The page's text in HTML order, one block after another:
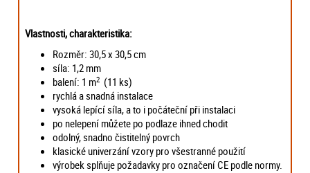
Vlastnosti, charakteristika:
Rozměr: 30,5 x 30,5 cm
síla: 1,2 mm
balení: 1 m2 (11 ks)
rychlá a snadná instalace
vysoká lepící síla, a to i počáteční při instalaci
po nelepení můžete po podlaze ihned chodit
odolný, snadno čistitelný povrch
klasické univerzání vzory pro všestranné použití
výrobek splňuje požadavky pro označení CE podle normy.